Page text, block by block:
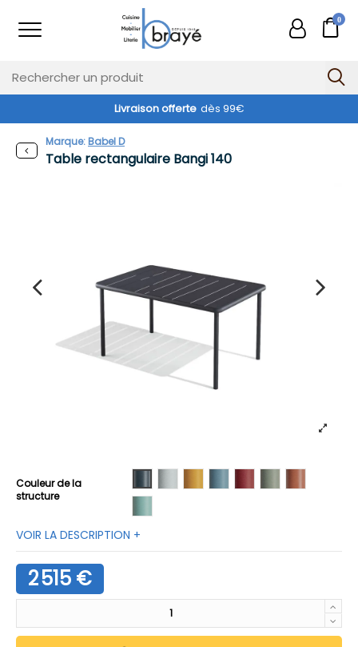
0
Livraison offerte dès 99€
Table rectangulaire Bangi 140
Marque:Babel D
Couleur de la
structure
VOIR LA DESCRIPTION +
2 515 €